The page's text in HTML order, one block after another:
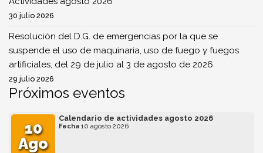
30 julio 2026
Resolución del D.G. de emergencias por la que se
suspende el uso de maquinaria, uso de fuego y fuegos
artificiales, del 29 de julio al 3 de agosto de 2026
29 julio 2026
Próximos eventos
10
Ago
Calendario de actividades agosto 2026
Fecha 10 agosto 2026